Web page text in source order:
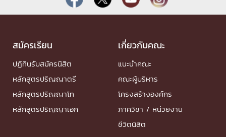
สมัครเรียน
ปฏิทินรับสมัครนิสิต
หลักสูตรปริญญาตรี
หลักสูตรปริญญาโท
หลักสูตรปริญญาเอก
เกี่ยวกับคณะ
แนะนำคณะ
คณะผู้บริหาร
โครงสร้างองค์กร
ภาควิชา / หน่วยงาน
ชีวิตนิสิต